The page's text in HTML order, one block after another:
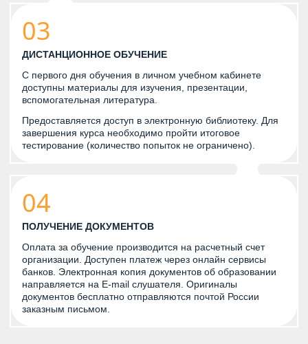
03
ДИСТАНЦИОННОЕ ОБУЧЕНИЕ
С первого дня обучения в личном учебном кабинете
доступны материалы для изучения, презентации,
вспомогательная литература.
Предоставляется доступ в электронную библиотеку. Для
завершения курса необходимо пройти итоговое
тестирование (количество попыток не ограничено).
04
ПОЛУЧЕНИЕ ДОКУМЕНТОВ
Оплата за обучение производится на расчетный счет
организации. Доступен платеж через онлайн сервисы
банков. Электронная копия документов об образовании
направляется на E-mail слушателя. Оригиналы
документов бесплатно отправляются почтой России
заказным письмом.